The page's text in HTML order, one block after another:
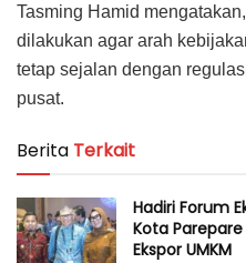
Tasming Hamid
dilakukan agar arah
tetap sejalan dengan
pusat.
Berita Terkait
Hadiri Forum
Kota
Ekspor UMKM